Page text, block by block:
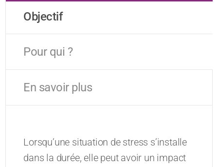
Objectif
Pour qui ?
En savoir plus
Lorsqu’une situation de stress s’installe
dans la durée, elle peut avoir un impact